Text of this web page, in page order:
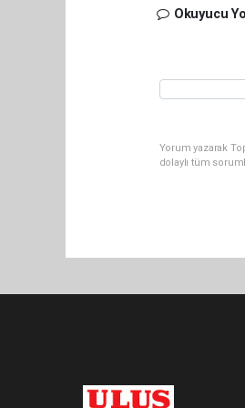
Okuyucu
Yorum yazarak
dolaylı tüm